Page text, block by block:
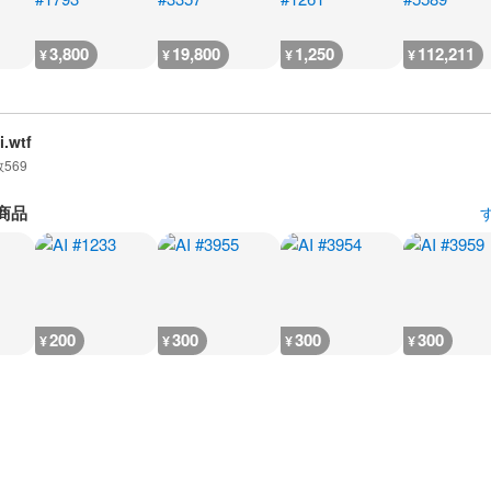
¥3,800 ¥19,800 ¥1,250 ¥112,211
569
品
¥200 ¥300 ¥300 ¥300